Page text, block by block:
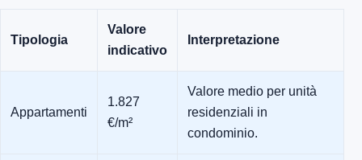
Tipologia
Valore
indicativo
Interpretazione
Appartamenti
1.827
€/m²
Valore medio per unità
residenziali in
condominio.